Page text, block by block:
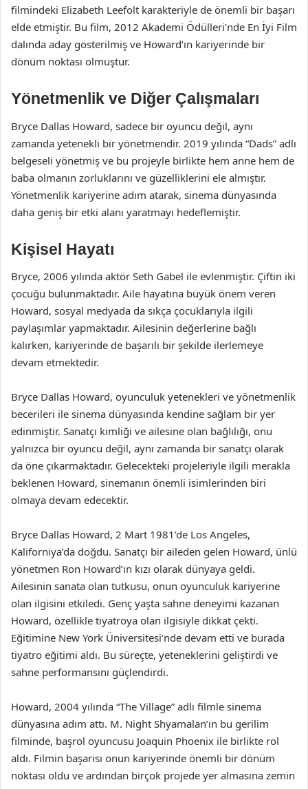
filmindeki Elizabeth Leefolt karakteriyle de önemli bir başarı
elde etmiştir. Bu film, 2012 Akademi Ödülleri’nde En İyi Film
dalında aday gösterilmiş ve Howard’ın kariyerinde bir
dönüm noktası olmuştur.
Yönetmenlik ve Diğer Çalışmaları
Bryce Dallas Howard, sadece bir oyuncu değil, aynı
zamanda yetenekli bir yönetmendir. 2019 yılında “Dads” adlı
belgeseli yönetmiş ve bu projeyle birlikte hem anne hem de
baba olmanın zorluklarını ve güzelliklerini ele almıştır.
Yönetmenlik kariyerine adım atarak, sinema dünyasında
daha geniş bir etki alanı yaratmayı hedeflemiştir.
Kişisel Hayatı
Bryce, 2006 yılında aktör Seth Gabel ile evlenmiştir. Çiftin iki
çocuğu bulunmaktadır. Aile hayatına büyük önem veren
Howard, sosyal medyada da sıkça çocuklarıyla ilgili
paylaşımlar yapmaktadır. Ailesinin değerlerine bağlı
kalırken, kariyerinde de başarılı bir şekilde ilerlemeye
devam etmektedir.
Bryce Dallas Howard, oyunculuk yetenekleri ve yönetmenlik
becerileri ile sinema dünyasında kendine sağlam bir yer
edinmiştir. Sanatçı kimliği ve ailesine olan bağlılığı, onu
yalnızca bir oyuncu değil, aynı zamanda bir sanatçı olarak
da öne çıkarmaktadır. Gelecekteki projeleriyle ilgili merakla
beklenen Howard, sinemanın önemli isimlerinden biri
olmaya devam edecektir.
Bryce Dallas Howard, 2 Mart 1981’de Los Angeles,
Kaliforniya’da doğdu. Sanatçı bir aileden gelen Howard, ünlü
yönetmen Ron Howard’ın kızı olarak dünyaya geldi.
Ailesinin sanata olan tutkusu, onun oyunculuk kariyerine
olan ilgisini etkiledi. Genç yaşta sahne deneyimi kazanan
Howard, özellikle tiyatroya olan ilgisiyle dikkat çekti.
Eğitimine New York Üniversitesi’nde devam etti ve burada
tiyatro eğitimi aldı. Bu süreçte, yeteneklerini geliştirdi ve
sahne performansını güçlendirdi.
Howard, 2004 yılında “The Village” adlı filmle sinema
dünyasına adım attı. M. Night Shyamalan’ın bu gerilim
filminde, başrol oyuncusu Joaquin Phoenix ile birlikte rol
aldı. Filmin başarısı onun kariyerinde önemli bir dönüm
noktası oldu ve ardından birçok projede yer almasına zemin